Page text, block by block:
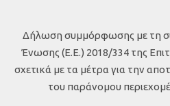
Δήλωση συμμόρφωσης με τη
Ένωσης (Ε.Ε.) 2018/334 της
σχετικά με τα μέτρα για την
του παράνομου